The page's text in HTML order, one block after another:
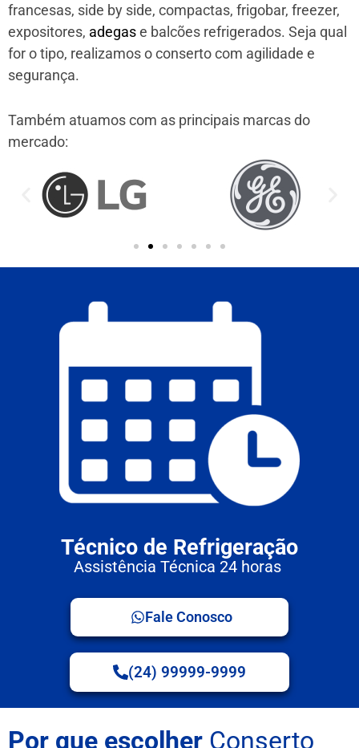
francesas, side by side, compactas, frigobar, freezer,
expositores, adegase balcões refrigerados. Seja qual
for o tipo, realizamos o conserto com agilidade e
segurança.
Também atuamos com as principais marcas do
mercado:
Técnico de Refrigeração
Assistência Técnica 24 horas
Fale Conosco
(24) 99999-9999
Por que escolher Conserto